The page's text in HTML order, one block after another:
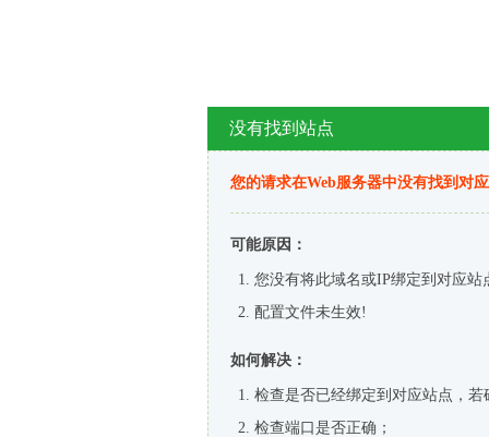
没有找到站点
您的请求在Web服务器中没有找到对
可能原因：
您没有将此域名或IP绑定到对应站
配置文件未生效!
如何解决：
检查是否已经绑定到对应站点，
检查端口是否正确；